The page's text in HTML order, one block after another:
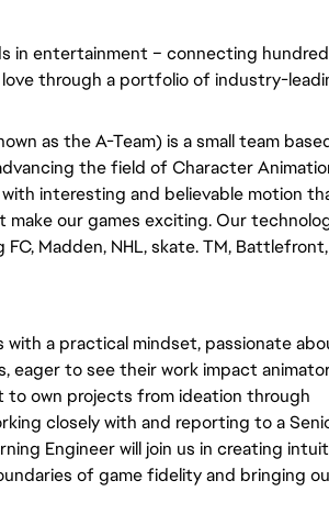
in entertainment – connecting
through a portfolio of industry-
as the A-Team) is a small team
the field of Character
interesting and believable motion
our games exciting. Our
Madden, NHL, skate. TM,
a practical mindset, passionate
eager to see their work impact
to own projects from ideation through
closely with and reporting to a
Engineer will join us in creating
of game fidelity and bringing